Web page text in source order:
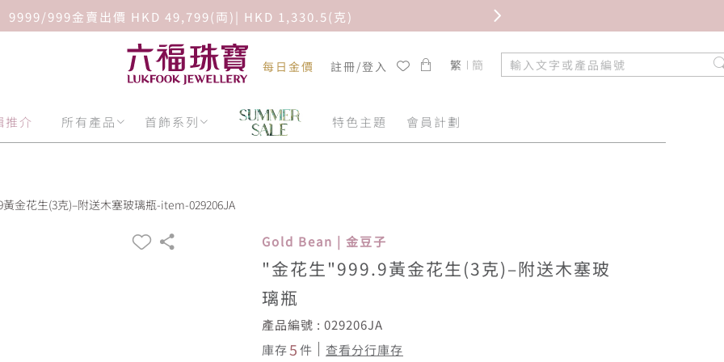
9999/999金賣出價 HKD 49,799(両)| HKD 1,330.5(克)
每日金價 註冊/登入 繁 簡
推介 所有產品 首飾系列 特色主題 會員計劃
金花生(3克)–附送木塞玻璃瓶-item-029206JA
Gold Bean | 金豆子
"金花生"999.9黃金花生(3克)–附送木塞玻
璃瓶
產品編號 : 029206JA
庫存5件 查看分行庫存